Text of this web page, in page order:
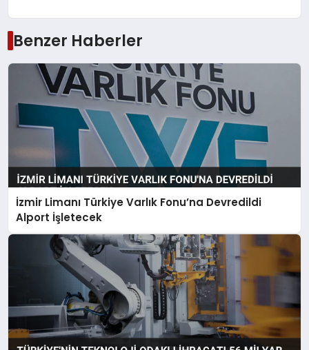
Benzer Haberler
İzmir Limanı Türkiye Varlık Fonu’na Devredildi
Alport İşletecek